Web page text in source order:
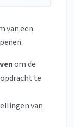
van een
om de
te
van